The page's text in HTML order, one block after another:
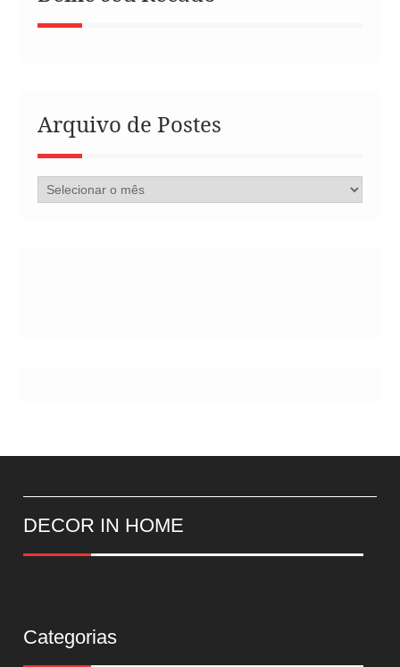
Arquivo de Postes
Arquivo
de
DECOR IN HOME
Categorias